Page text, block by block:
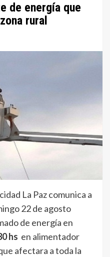
de energía que
rural
La Paz comunica a
22 de agosto
de energía en
hs en alimentador
afectara a toda la